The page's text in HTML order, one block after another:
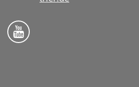
Folge uns auf YouTube